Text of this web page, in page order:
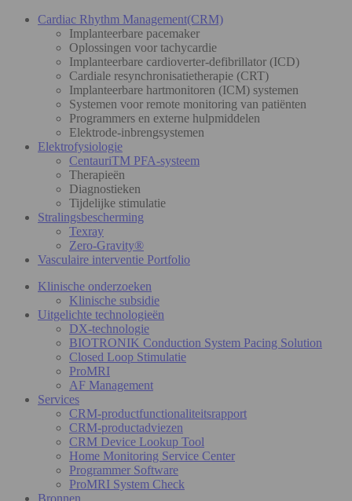
Cardiac Rhythm Management(CRM)
Implanteerbare pacemaker
Oplossingen voor tachycardie
Implanteerbare cardioverter-defibrillator (ICD)
Cardiale resynchronisatietherapie (CRT)
Implanteerbare hartmonitoren (ICM) systemen
Systemen voor remote monitoring van patiënten
Programmers en externe hulpmiddelen
Elektrode-inbrengsystemen
Elektrofysiologie
CentauriTM PFA-systeem
Therapieën
Diagnostieken
Tijdelijke stimulatie
Stralingsbescherming
Texray
Zero-Gravity®
Vasculaire interventie Portfolio
Klinische onderzoeken
Klinische subsidie
Uitgelichte technologieën
DX-technologie
BIOTRONIK Conduction System Pacing Solution
Closed Loop Stimulatie
ProMRI
AF Management
Services
CRM-productfunctionaliteitsrapport
CRM-productadviezen
CRM Device Lookup Tool
Home Monitoring Service Center
Programmer Software
ProMRI System Check
Bronnen